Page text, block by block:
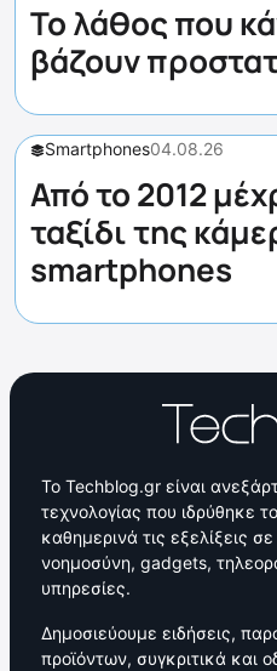
Το λάθος που
βάζουν
Smartphones04.08.26
Από το 2012
ταξίδι της
smartphones
Το Techblog.gr είναι
τεχνολογίας που ιδρύθηκε
καθημερινά τις εξελίξεις
νοημοσύνη, gadgets,
υπηρεσίες.
Δημοσιεύουμε ειδήσεις,
προϊόντων, συγκριτικά και